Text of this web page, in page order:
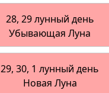
28, 29 лунный день
Убывающая Луна
29, 30, 1 лунный день
Новая Луна